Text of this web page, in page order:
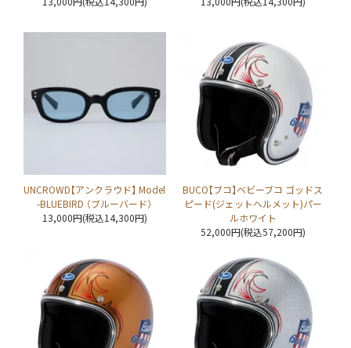
UNCROWD【アンクラウド】 Model
-BLUEBIRD （ブルーバード）
13,000円(税込14,300円)
BUCO【ブコ】ベビーブコ ゴッドス
ピード(ジェットヘルメット)パー
ルホワイト
52,000円(税込57,200円)